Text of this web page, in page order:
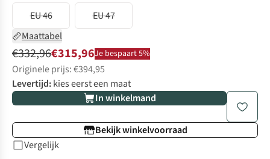
EU 46
EU 47
Maattabel
€332,96€315,96Je bespaart 5%
Originele prijs: €394,95
Levertijd:kies eerst een maat
In winkelmand
Bekijk winkelvoorraad
Vergelijk